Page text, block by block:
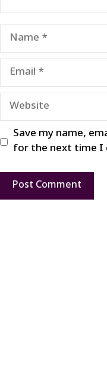
Name
Email
Website
Save my name,
for the next time I